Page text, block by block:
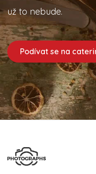
už to nebude.
Podívat se na